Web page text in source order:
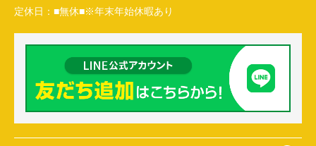
定休日： ■無休■※年末年始休暇あり